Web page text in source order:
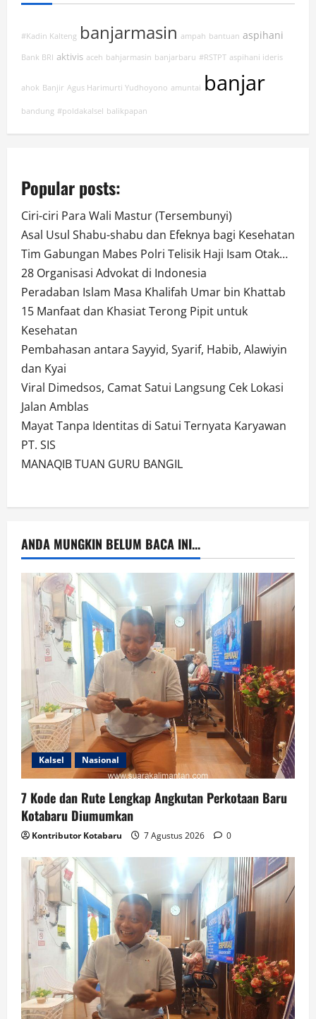
#Kadin Kalteng banjarmasin ampah bantuan aspihani
Bank BRI aktivis aceh bahjarmasin banjarbaru #RSTPT aspihani ideris
ahok Banjir Agus Harimurti Yudhoyono amuntai banjar
bandung #poldakalsel balikpapan
Popular posts:
Ciri-ciri Para Wali Mastur (Tersembunyi)
Asal Usul Shabu-shabu dan Efeknya bagi Kesehatan
Tim Gabungan Mabes Polri Telisik Haji Isam Otak…
28 Organisasi Advokat di Indonesia
Peradaban Islam Masa Khalifah Umar bin Khattab
15 Manfaat dan Khasiat Terong Pipit untuk
Kesehatan
Pembahasan antara Sayyid, Syarif, Habib, Alawiyin
dan Kyai
Viral Dimedsos, Camat Satui Langsung Cek Lokasi
Jalan Amblas
Mayat Tanpa Identitas di Satui Ternyata Karyawan
PT. SIS
MANAQIB TUAN GURU BANGIL
ANDA MUNGKIN BELUM BACA INI...
Kalsel Nasional
7 Kode dan Rute Lengkap Angkutan Perkotaan Baru
Kotabaru Diumumkan
Kontributor Kotabaru 7 Agustus 2026 0